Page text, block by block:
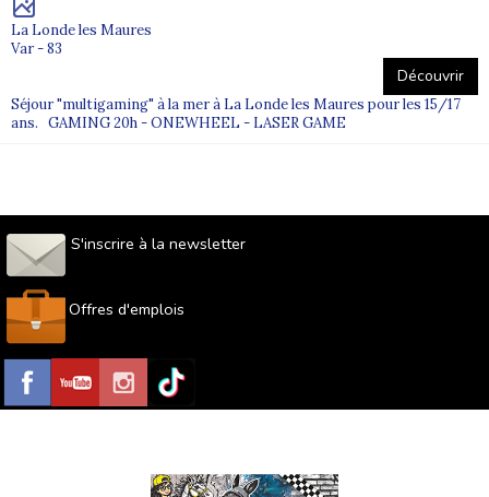
La Londe les Maures
Var - 83
Découvrir
Séjour "multigaming" à la mer à La Londe les Maures pour les 15/17
ans. GAMING 20h - ONEWHEEL - LASER GAME
S'inscrire à la newsletter
Offres d'emplois